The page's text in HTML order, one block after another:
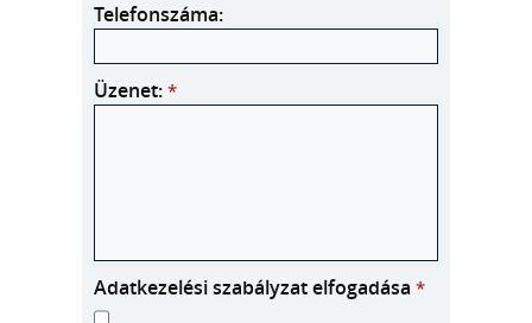
Telefonszáma:
Üzenet: *
Adatkezelési szabályzat elfogadása *